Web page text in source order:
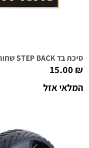
סיכת בד STEP BACK שחורה
15.00₪
המלאי אזל